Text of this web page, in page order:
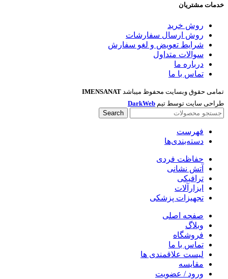
خدمات مشتریان
روش خرید
روش ارسال سفارشات
شرایط تعویض و لغو سفارش
سوالات متداول
درباره ما
تماس با ما
تمامی حقوق وبسایت محفوظ میباشد IMENSANAT
طراحی سایت توسط تیم DarkWeb
Search
فهرست
دسته‌بندی‌ها
حفاظت فردی
آتش نشانی
ترافیکی
ابزارآلات
تجهیزات پزشکی
صفحه اصلی
وبلاگ
فروشگاه
تماس با ما
لیست علاقمندی ها
مقایسه
ورود / عضویت